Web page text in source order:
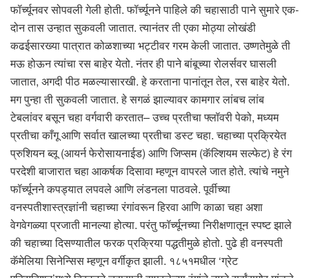
फॉर्च्यूनवर सोपवली गेली होती. फॉर्च्यूनने पाहिले की चहासाठी पाने सुमारे एक-
दोन तास उन्हात सुकवली जातात. त्यानंतर ती एका मोठ्या लोखंडी
कढईसारख्या पात्रात कोळशाच्या भट्टीवर गरम केली जातात. उष्णतेमुळे ती
मऊ होऊन त्यांचा रस बाहेर येतो. नंतर ही पाने बांबूच्या रोलर्सवर घासली
जातात, अगदी पीठ मळल्यासारखी. हे करताना पानांतून तेल, रस बाहेर येतो.
मग पुन्हा ती सुकवली जातात. हे सगळं झाल्यावर कामगार लांबच लांब
टेबलांवर बसून चहा वर्गवारी करतात– उच्च प्रतीचा फ्लॉवरी पेको, मध्यम
प्रतीचा काँगू आणि सर्वात खालच्या प्रतीचा डस्ट चहा. चहाच्या प्रक्रियेत
प्रुशियन ब्लू (आयर्न फेरोसायनाईड) आणि जिप्सम (कॅल्शियम सल्फेट) हे रंग
परदेशी बाजारात चहा आकर्षक दिसावा म्हणून वापरले जात होते. त्यांचे नमुने
फॉर्च्यूनने कपड्यात लपवले आणि लंडनला पाठवले. पूर्वीच्या
वनस्पतीशास्त्रज्ञांनी चहाच्या रंगांवरून हिरवा आणि काळा चहा अशा
वेगवेगळ्या प्रजाती मानल्या होत्या. परंतु फॉर्च्यूनच्या निरीक्षणातून स्पष्ट झाले
की चहाच्या दिसण्यातील फरक प्रक्रिया पद्धतीमुळे होतो. पुढे ही वनस्पती
कॅमेलिया सिनेन्सिस म्हणून वर्गीकृत झाली. १८५१मधील ‘ग्रेट